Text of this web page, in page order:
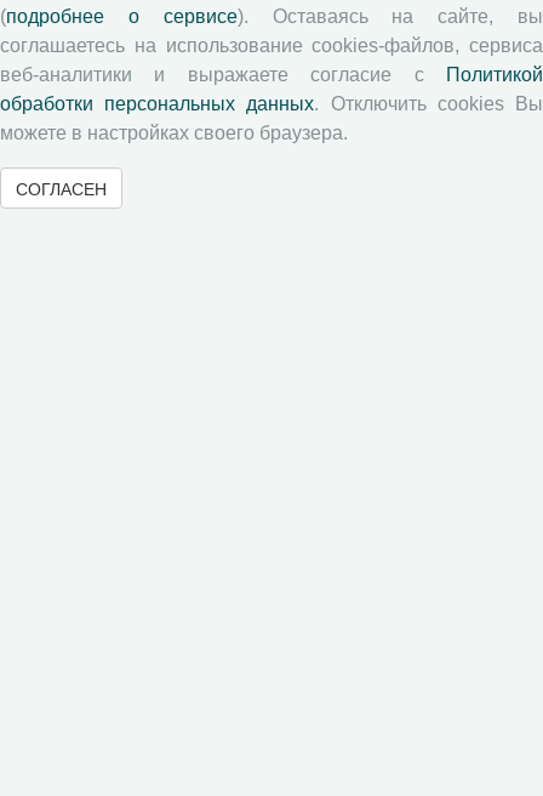
Рецензентам
Памятка рецензенту
Положение о рецензировании
Форма рецензии
(подробнее о сервисе). Оставаясь на сайте, вы
соглашаетесь на использование cookies-файлов, сервиса
веб-аналитики и выражаете согласие с
Политикой
обработки персональных данных. Отключить cookies Вы
можете в настройках своего браузера.
СОГЛАСЕН